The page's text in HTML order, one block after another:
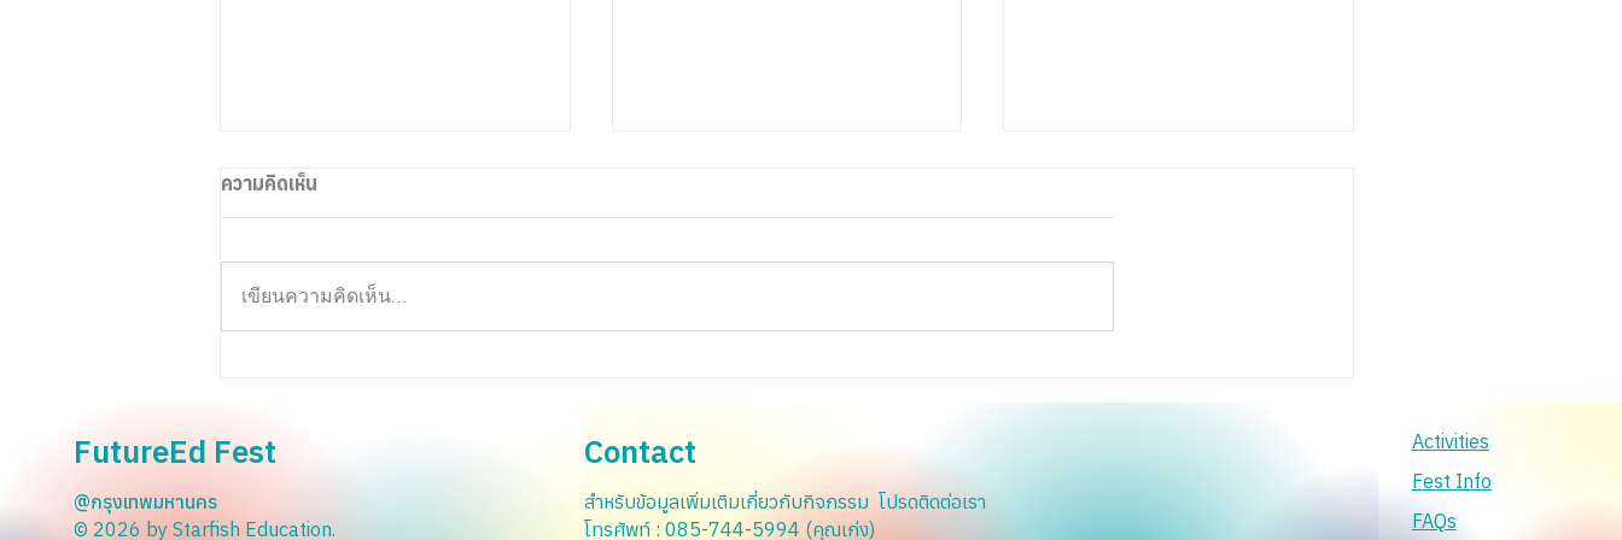
เชียล
ความคิดเห็น
เขียนความคิดเห็น…
FutureEd Fest
@กรุงเทพมหานคร
© 2026 by Starfish Education.
Contact
สำหรับข้อมูลเพิ่มเติมเกี่ยวกับกิจกรรม โปรดติดต่อเรา
โทรศัพท์ : 085-744-5994 (คุณเก่ง)
Activities
Fest Info
FAQs